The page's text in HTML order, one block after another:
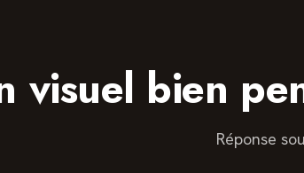
visuel bien
Réponse